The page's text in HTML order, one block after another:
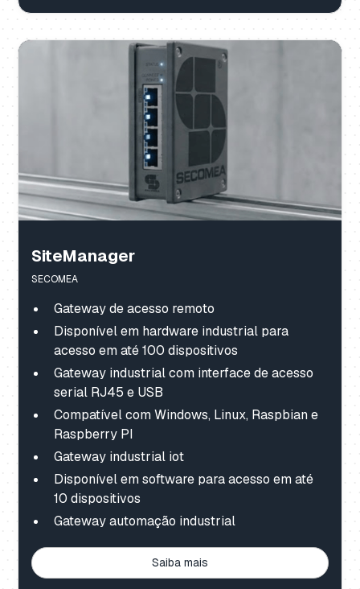
SiteManager
SECOMEA
Gateway de acesso remoto
Disponível em hardware industrial para
acesso em até 100 dispositivos
Gateway industrial com interface de acesso
serial RJ45 e USB
Compatível com Windows, Linux, Raspbian e
Raspberry PI
Gateway industrial iot
Disponível em software para acesso em até
10 dispositivos
Gateway automação industrial
Saiba mais